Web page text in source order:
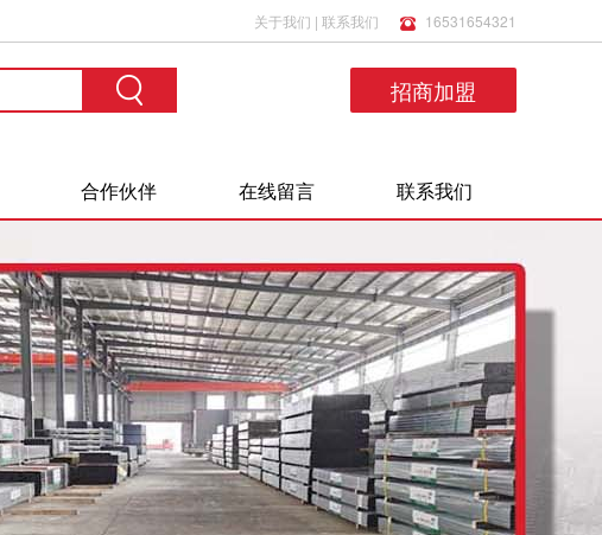
关于我们 | 联系我们 16531654321
招商加盟
合作伙伴 在线留言 联系我们